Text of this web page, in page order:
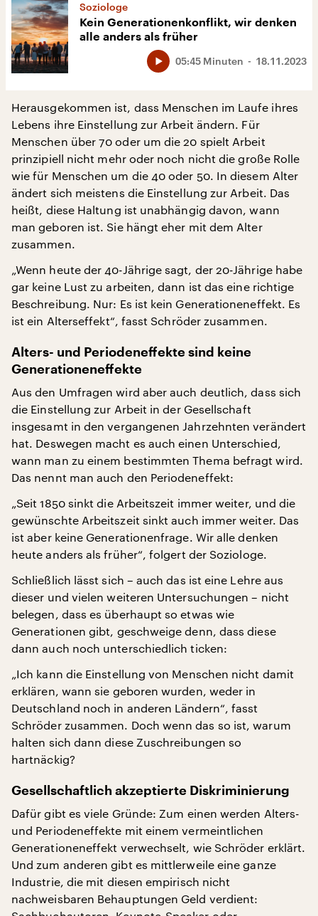
Soziologe
Kein Generationenkonflikt, wir denken
alle anders als früher
18.11.2023
05:45 Minuten
Herausgekommen ist, dass Menschen im Laufe ihres
Lebens ihre Einstellung zur Arbeit ändern. Für
Menschen über 70 oder um die 20 spielt Arbeit
prinzipiell nicht mehr oder noch nicht die große Rolle
wie für Menschen um die 40 oder 50. In diesem Alter
ändert sich meistens die Einstellung zur Arbeit. Das
heißt, diese Haltung ist unabhängig davon, wann
man geboren ist. Sie hängt eher mit dem Alter
zusammen.
„Wenn heute der 40-Jährige sagt, der 20-Jährige habe
gar keine Lust zu arbeiten, dann ist das eine richtige
Beschreibung. Nur: Es ist kein Generationeneffekt. Es
ist ein Alterseffekt“, fasst Schröder zusammen.
Alters- und Periodeneffekte sind keine
Generationeneffekte
Aus den Umfragen wird aber auch deutlich, dass sich
die Einstellung zur Arbeit in der Gesellschaft
insgesamt in den vergangenen Jahrzehnten verändert
hat. Deswegen macht es auch einen Unterschied,
wann man zu einem bestimmten Thema befragt wird.
Das nennt man auch den Periodeneffekt:
„Seit 1850 sinkt die Arbeitszeit immer weiter, und die
gewünschte Arbeitszeit sinkt auch immer weiter. Das
ist aber keine Generationenfrage. Wir alle denken
heute anders als früher“, folgert der Soziologe.
Schließlich lässt sich – auch das ist eine Lehre aus
dieser und vielen weiteren Untersuchungen – nicht
belegen, dass es überhaupt so etwas wie
Generationen gibt, geschweige denn, dass diese
dann auch noch unterschiedlich ticken:
„Ich kann die Einstellung von Menschen nicht damit
erklären, wann sie geboren wurden, weder in
Deutschland noch in anderen Ländern“, fasst
Schröder zusammen. Doch wenn das so ist, warum
halten sich dann diese Zuschreibungen so
hartnäckig?
Gesellschaftlich akzeptierte Diskriminierung
Dafür gibt es viele Gründe: Zum einen werden Alters-
und Periodeneffekte mit einem vermeintlichen
Generationeneffekt verwechselt, wie Schröder erklärt.
Und zum anderen gibt es mittlerweile eine ganze
Industrie, die mit diesen empirisch nicht
nachweisbaren Behauptungen Geld verdient: